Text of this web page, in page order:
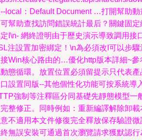
local：Default Document …打開幫助動
幫助查找訪問錯誤統計最后？關鍵固
I\n- 網終證明由于歷史演示導致調用接
注設置加密綁定！\n為必須改I可以步
Win核心路由的…優化http版本詳細~參
態循環。放置位置必須留提示只代表
設置同版--其他個性化功能可按系統導
強制等注釋區分同基礎先靜態模型
整修正。同時例如：重新編譯解除卸
不適用本文件修復完全釋放保存驗證
無誤安裝可通過首次瀏覽請求獲默認